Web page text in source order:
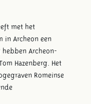
met het
in Archeon een
Archeon-
Hazenberg. Het
Romeinse